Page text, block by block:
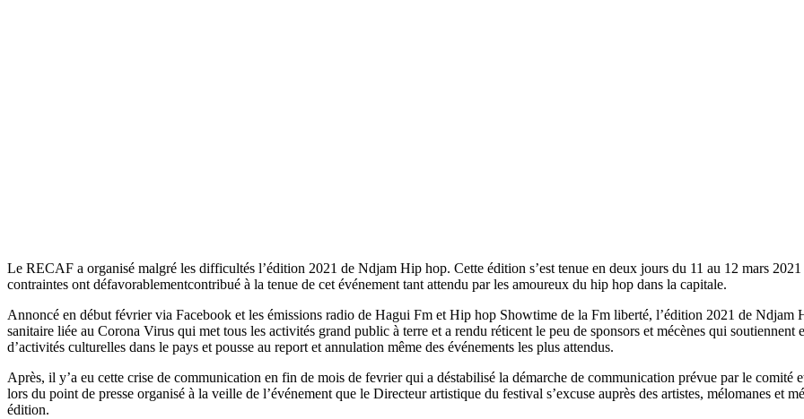
Le RECAF a organisé malgré les difficultés l’édition 2021 de Ndjam Hip hop. Cette édition s’est tenue en deux jours du 11 au 12 mars
contraintes ont défavorablementcontribué à la tenue de cet événement tant attendu par les amoureux du hip hop dans la capitale.
Annoncé en début février via Facebook et les émissions radio de Hagui Fm et Hip hop Showtime de la Fm liberté, l’édition 2021 de Ndjam
sanitaire liée au Corona Virus qui met tous les activités grand public à terre et a rendu réticent le peu de sponsors et mécènes qui
d’activités culturelles dans le pays et pousse au report et annulation même des événements les plus attendus.
Après, il y’a eu cette crise de communication en fin de mois de fevrier qui a déstabilisé la démarche de communication prévue par le comité
lors du point de presse organisé à la veille de l’événement que le Directeur artistique du festival s’excuse auprès des artistes, mélomanes et
édition.